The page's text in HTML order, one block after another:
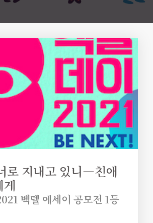
로 지내고 있니―친애
벡델 에세이 공모전 1등